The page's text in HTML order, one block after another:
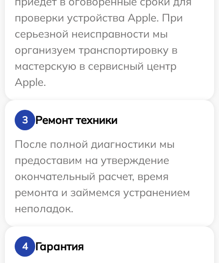
проверки устройства Apple. При
серьезной неисправности мы
организуем транспортировку в
мастерскую в сервисный центр
Apple.
3
Ремонт техники
После полной диагностики мы
предоставим на утверждение
окончательный расчет, время
ремонта и займемся устранением
неполадок.
4
Гарантия